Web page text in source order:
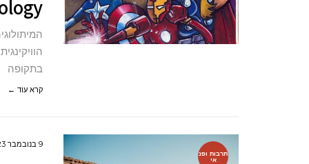
בתקופה
קרא עוד ←
תרבות ופנ
אי
9 בנובמבר 2023